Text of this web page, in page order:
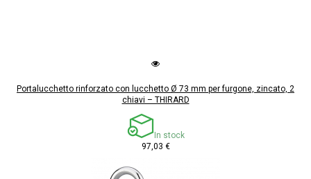
Portalucchetto rinforzato con lucchetto Ø 73 mm per furgone, zincato, 2
chiavi – THIRARD
In stock
97,03 €